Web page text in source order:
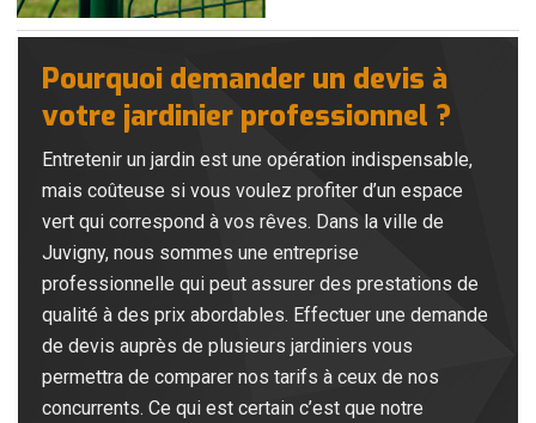
Pourquoi demander un devis à
votre jardinier professionnel ?
Entretenir un jardin est une opération indispensable,
mais coûteuse si vous voulez profiter d’un espace
vert qui correspond à vos rêves. Dans la ville de
Juvigny, nous sommes une entreprise
professionnelle qui peut assurer des prestations de
qualité à des prix abordables. Effectuer une demande
de devis auprès de plusieurs jardiniers vous
permettra de comparer nos tarifs à ceux de nos
concurrents. Ce qui est certain c’est que notre